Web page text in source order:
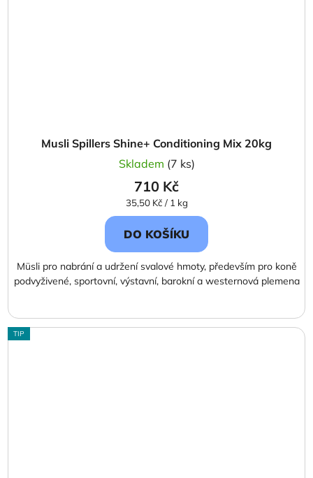
Musli Spillers Shine+ Conditioning Mix 20kg
Skladem (7 ks)
710 Kč
Měrná
cena:
35,50 Kč / 1 kg
DO KOŠÍKU
Müsli pro nabrání a udržení svalové hmoty, především pro koně
podvyživené, sportovní, výstavní, barokní a westernová plemena
TIP